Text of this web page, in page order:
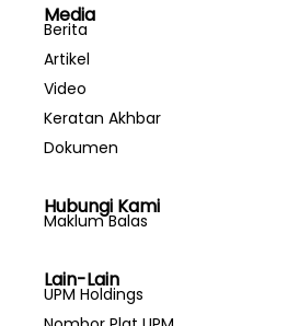
Media
Berita
Artikel
Video
Keratan Akhbar
Dokumen
Hubungi Kami
Maklum Balas
Lain-Lain
UPM Holdings